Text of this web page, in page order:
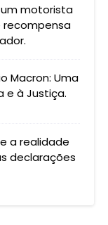
um motorista
recompensa
Macron: Uma
e à Justiça.
a realidade
declarações